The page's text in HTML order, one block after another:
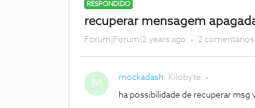
RESPONDIDO
recuperar mensagem
Forum|Forum|2 years ago 2 comentários
M mockadash Kilobyte
ha possibilidade de recuperar msg